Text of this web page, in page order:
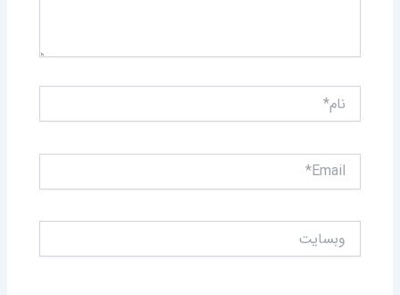
Email*
وبسایت